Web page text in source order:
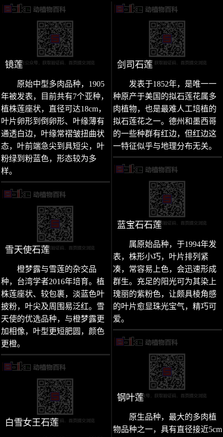
镜莲
原始中型多肉品种，1905
年被发表，目前共有7个亚种，
植株莲座状，直径可达18cm，
叶片卵形到倒卵形、叶缘薄有
通透白边，叶缘常褶皱扭曲状
态，叶前端急尖到具短尖，叶
粉绿到粉蓝色，形态较为多
样。
雪天使石莲
橙梦露与雪莲的杂交品
种，台湾学者2016年培育。植
株莲座状、较包裹，淡蓝色叶
披粉，叶尖及周围易泛红。雪
天使的优选品种，与橙梦露更
加相像，叶型更短肥圆，颜色
更橙。
白雪女王石莲
剑司石莲
发表于1852年，是唯一一
种原产于美国的拟石莲花属多
肉植物，也是最难人工培植的
拟石莲花之一。德州和墨西哥
的一些种群有红边，但红边这
一特征似乎与地理分布无关。
蓝宝石石莲
属原始品种，于1994年发
表，株形小巧，叶片排列紧
凑，常容易上色，会迅速形成
群生。充足的阳光可为其染上
瑰丽的紫粉色，让颇具棱角感
的叶片愈显珠光宝气，精巧可
爱。
钢叶莲
原生品种，最大的多肉植
物品种之一，具有直径接近5cm